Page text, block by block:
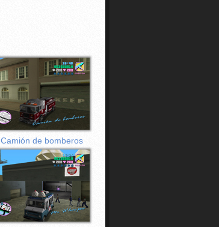
Camión de bomberos